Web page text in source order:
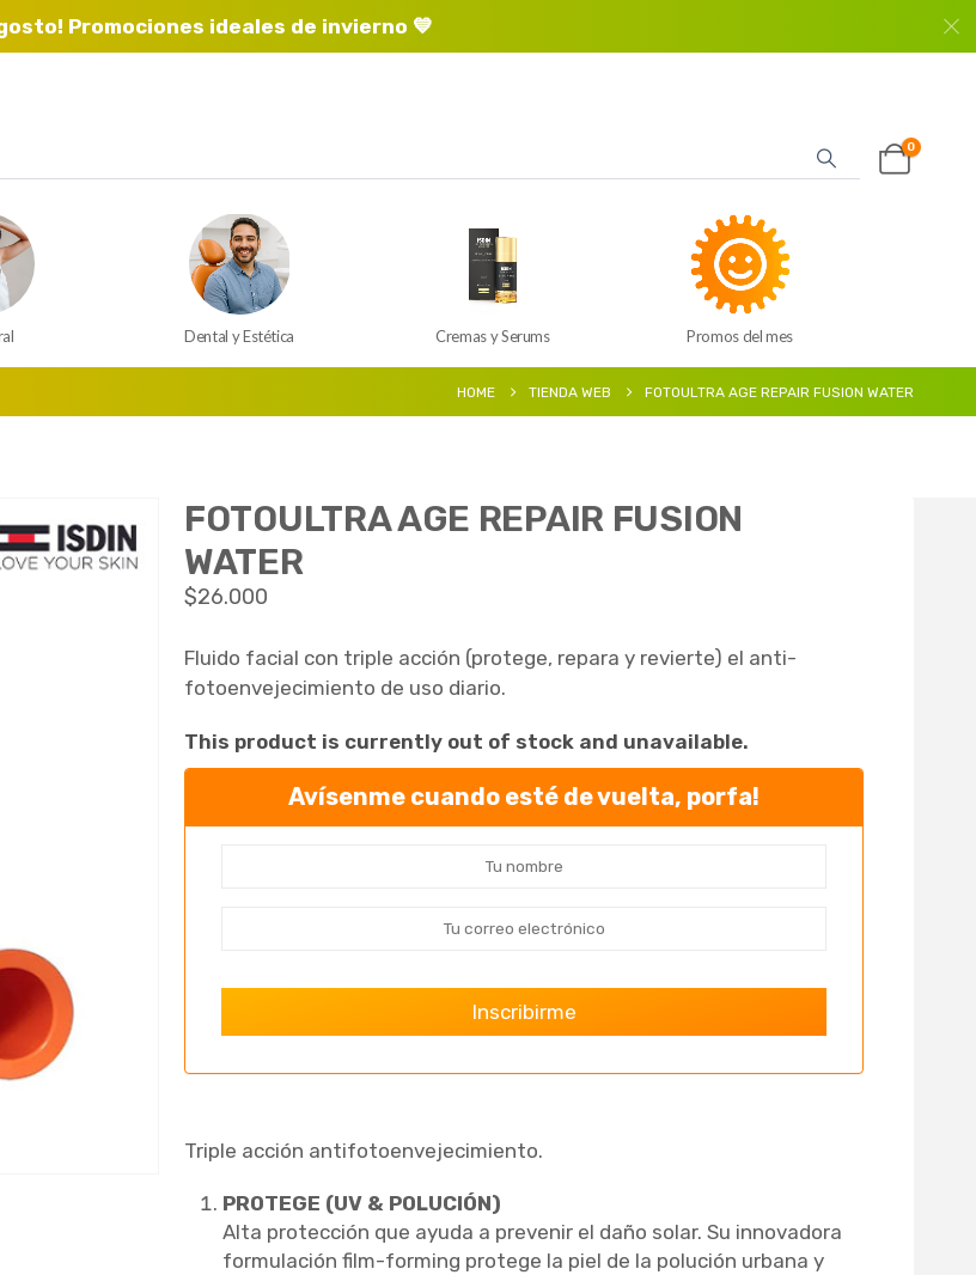
Promociones ideales de invierno 💙
0
Dental y Estética Cremas y Serums Promos del mes
HOME TIENDA WEB FOTOULTRA AGE REPAIR FUSION WATER
FOTOULTRA AGE REPAIR FUSION
WATER
$26.000
Fluido facial con triple acción (protege, repara y revierte) el anti-
fotoenvejecimiento de uso diario.
This product is currently out of stock and unavailable.
Avísenme cuando esté de vuelta, porfa!
Triple acción antifotoenvejecimiento.
PROTEGE (UV & POLUCIÓN)
Alta protección que ayuda a prevenir el daño solar. Su innovadora
formulación film-forming protege la piel de la polución urbana y